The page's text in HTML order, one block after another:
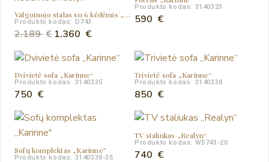
Valgomojo stalas su 6 kėdėmis „Realyn“
Produkto kodas: D743
2.189€ Original
was:
2.189 €.
1.360 €Current
is:
1.360 €.
Produkto kodas: 3140323
590 €
Dvivietė sofa „Karinne“
Produkto kodas: 3140335
750 €
Trivietė sofa „Karinne“
Produkto kodas: 3140338
850 €
Sofų komplektas „Karinne”
Produkto kodas: 3140338-35
TV staliukas „Realyn“
Produkto kodas: W5743-20
740 €